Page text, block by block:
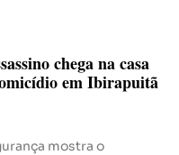
chega na casa
em Ibirapuitã
mostra o